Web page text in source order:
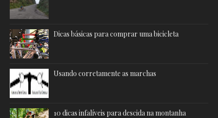
Dicas básicas para comprar uma bicicleta
Usando corretamente as marchas
10 dicas infalíveis para descida na montanha